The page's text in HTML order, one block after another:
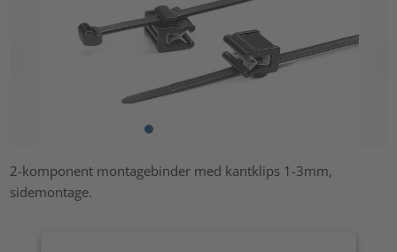
2-komponent montagebinder med kantklips 1-3mm,
sidemontage.